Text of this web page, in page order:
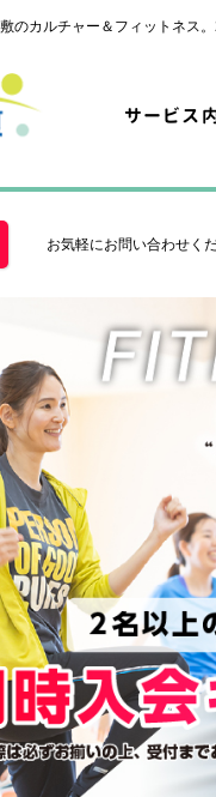
カルチャー＆フィットネス
サービス
お気軽にお問い合わせくだ